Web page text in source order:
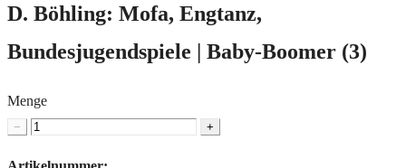
D. Böhling: Mofa, Engtanz,
Bundesjugendspiele | Baby-Boomer (3)
Menge
− +